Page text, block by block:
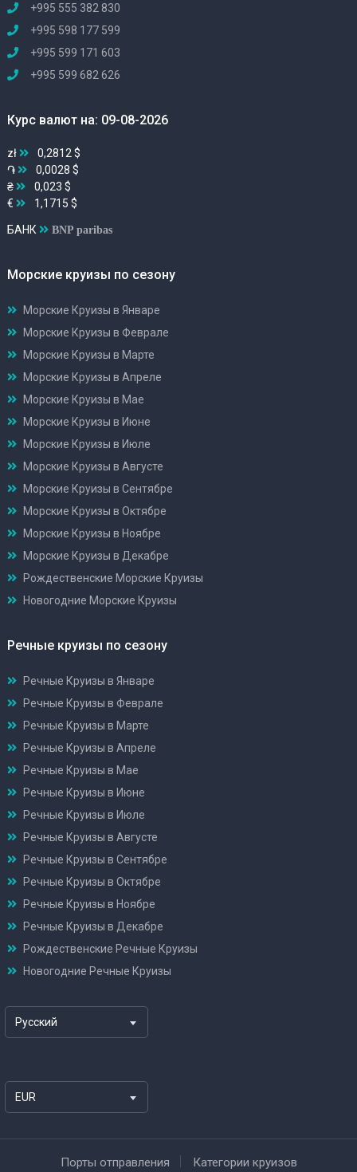
+995 555 382 830
+995 598 177 599
+995 599 171 603
+995 599 682 626
Курс валют на: 09-08-2026
zł
0,2812 $
֏
0,0028 $
₴
0,023 $
€
1,1715 $
БАНК BNP paribas
Морские круизы по сезону
Морские Круизы в Январе
Морские Круизы в Феврале
Морские Круизы в Марте
Морские Круизы в Апреле
Морские Круизы в Мае
Морские Круизы в Июне
Морские Круизы в Июле
Морские Круизы в Августе
Морские Круизы в Сентябре
Морские Круизы в Октябре
Морские Круизы в Ноябре
Морские Круизы в Декабре
Рождественские Морские Круизы
Новогодние Морские Круизы
Речные круизы по сезону
Речные Круизы в Январе
Речные Круизы в Феврале
Речные Круизы в Марте
Речные Круизы в Апреле
Речные Круизы в Мае
Речные Круизы в Июне
Речные Круизы в Июле
Речные Круизы в Августе
Речные Круизы в Сентябре
Речные Круизы в Октябре
Речные Круизы в Ноябре
Речные Круизы в Декабре
Рождественские Речные Круизы
Новогодние Речные Круизы
Русский
EUR
Порты отправления Категории круизов